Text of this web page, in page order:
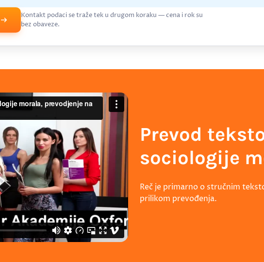
Kontakt podaci se traže tek u drugom koraku — cena i rok su
bez obaveze.
Prevod
sociologije
Reč je primarno o stručnim
prilikom prevođenja.